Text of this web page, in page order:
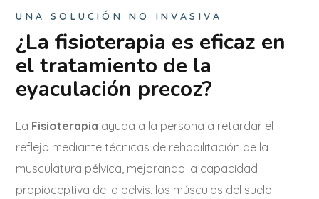
UNA SOLUCIÓN NO INVASIVA
¿La fisioterapia es eficaz en
el tratamiento de la
eyaculación precoz?
La Fisioterapia ayuda a la persona a retardar el
reflejo mediante técnicas de rehabilitación de la
musculatura pélvica, mejorando la capacidad
propioceptiva de la pelvis, los músculos del suelo